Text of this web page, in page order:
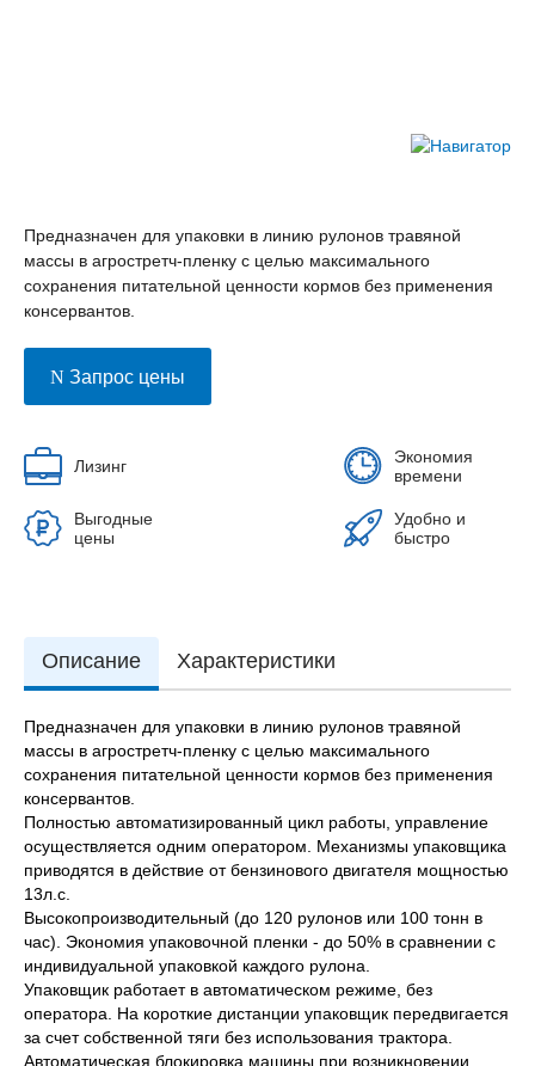
Предназначен для упаковки в линию рулонов травяной
массы в агростретч-пленку с целью максимального
сохранения питательной ценности кормов без применения
консервантов.
Запрос цены
Лизинг
Экономия
времени
Выгодные
цены
Удобно и
быстро
Описание Характеристики
Предназначен для упаковки в линию рулонов травяной
массы в агростретч-пленку с целью максимального
сохранения питательной ценности кормов без применения
консервантов.
Полностью автоматизированный цикл работы, управление
осуществляется одним оператором. Механизмы упаковщика
приводятся в действие от бензинового двигателя мощностью
13л.с.
Высокопроизводительный (до 120 рулонов или 100 тонн в
час). Экономия упаковочной пленки - до 50% в сравнении с
индивидуальной упаковкой каждого рулона.
Упаковщик работает в автоматическом режиме, без
оператора. На короткие дистанции упаковщик передвигается
за счет собственной тяги без использования трактора.
Автоматическая блокировка машины при возникновении